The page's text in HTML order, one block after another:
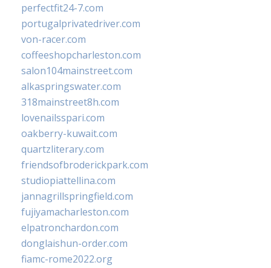
perfectfit24-7.com
portugalprivatedriver.com
von-racer.com
coffeeshopcharleston.com
salon104mainstreet.com
alkaspringswater.com
318mainstreet8h.com
lovenailsspari.com
oakberry-kuwait.com
quartzliterary.com
friendsofbroderickpark.com
studiopiattellina.com
jannagrillspringfield.com
fujiyamacharleston.com
elpatronchardon.com
donglaishun-order.com
fiamc-rome2022.org